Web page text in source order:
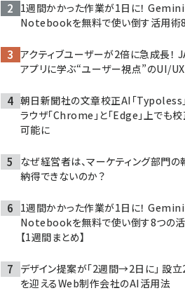
1週間かかった作業が1日に！ Gemini
Notebookを無料で使い倒す活用術
アクティブユーザーが2倍に急成長！
アプリに学ぶ“ユーザー視点”のUI/
朝日新聞社の文章校正AI「Typoless
ラウザ「Chrome」と「Edge」上でも
可能に
なぜ経営者は、マーケティング部門の
納得できないのか？
1週間かかった作業が1日に！ Gemini
Notebookを無料で使い倒す8つの
【1週間まとめ】
デザイン提案が「2週間→2日に」 設
を迎えるWeb制作会社のAI活用法